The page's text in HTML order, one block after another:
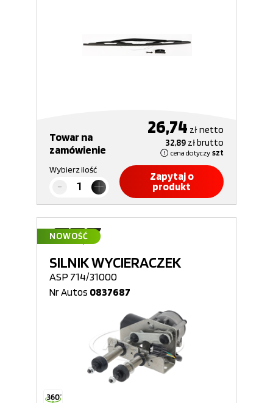
Towar na
zamówienie
26,74 złnetto
32,89 złbrutto
cena dotyczy szt
Wybierz ilość
Zapytaj o
produkt
NOWOŚĆ
SILNIK WYCIERACZEK
ASP 714/31000
Nr Autos 0837687